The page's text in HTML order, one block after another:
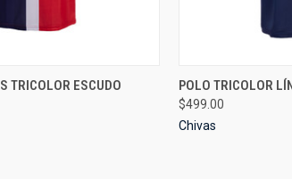
VIEW OPTIONS
TRICOLOR ESCUDO
QUICK VIEW
POLO TRICOLOR
$499.00
Chivas